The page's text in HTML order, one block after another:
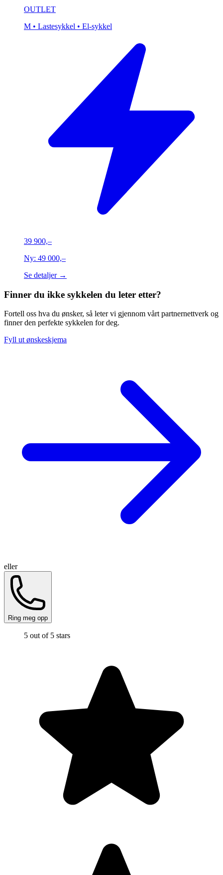
OUTLET
M • Lastesykkel • El-sykkel
39 900,–
Ny: 49 000,–
Se detaljer →
Finner du ikke sykkelen du leter etter?
Fortell oss hva du ønsker, så leter vi gjennom vårt partnernettverk og
finner den perfekte sykkelen for deg.
Fyll ut ønskeskjema
eller
Ring meg opp
5 out of 5 stars